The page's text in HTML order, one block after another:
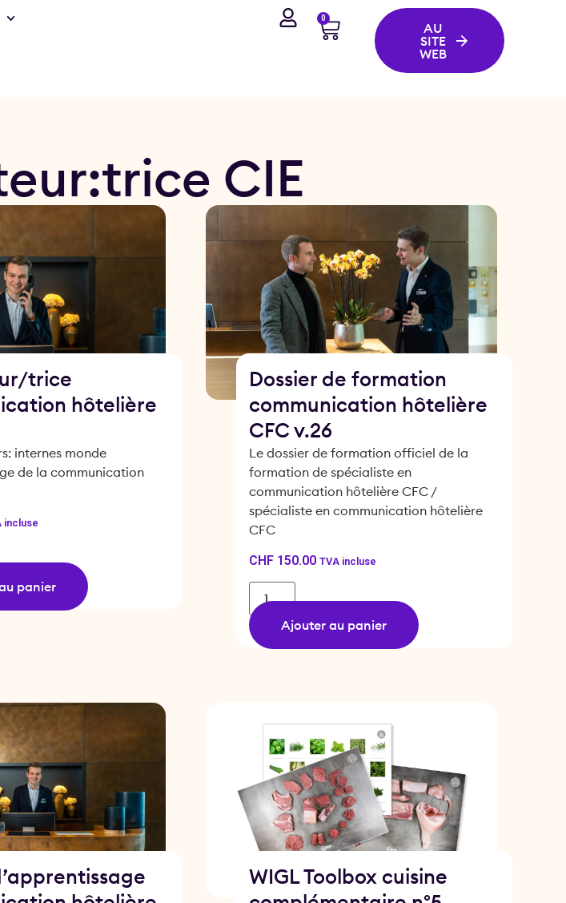
0
AU
SITE
WEB
CIE
trice
hôtelière
internes monde
de la communication
incluse
panier
Dossier de formation
communication hôtelière
CFC v.26
Le dossier de formation officiel de la
formation de spécialiste en
communication hôtelière CFC /
spécialiste en communication hôtelière
CFC
CHF150.00 TVA incluse
Ajouter au panier
WIGL Toolbox cuisine